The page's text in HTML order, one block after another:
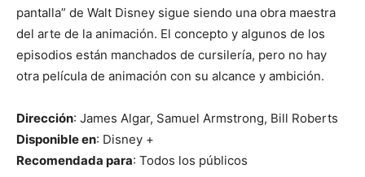
pantalla” de Walt Disney sigue siendo una obra maestra
del arte de la animación. El concepto y algunos de los
episodios están manchados de cursilería, pero no hay
otra película de animación con su alcance y ambición.
Dirección: James Algar, Samuel Armstrong, Bill Roberts
Disponible en: Disney +
Recomendada para: Todos los públicos